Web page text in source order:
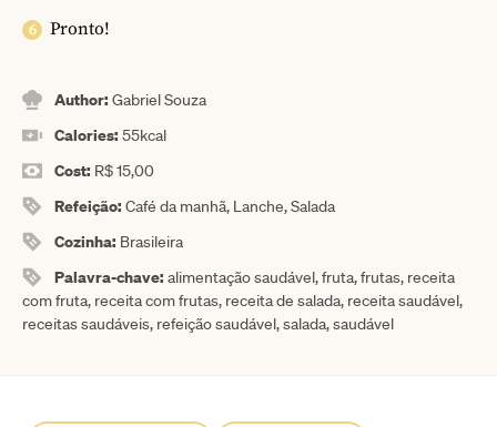
Pronto!
Author:Gabriel Souza
Calories:55kcal
Cost: R$ 15,00
Refeição:Café da manhã, Lanche, Salada
Cozinha: Brasileira
Palavra-chave:alimentação saudável, fruta, frutas, receita
com fruta, receita com frutas, receita de salada, receita saudável,
receitas saudáveis, refeição saudável, salada, saudável